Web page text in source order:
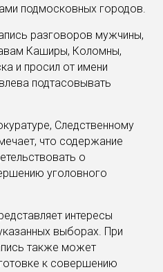
подмосковных городов.
разговоров мужчины,
Каширы, Коломны,
и просил от имени
подтасовывать
Следственному
что содержание
о
уголовного
интересы
выборах. При
также может
к совершению